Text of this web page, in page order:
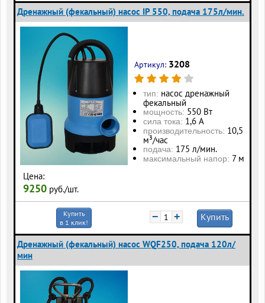
Дренажный (фекальный) насос IP 550, подача 175л/мин.
Цена:
9250 руб./шт.
Артикул: 3208
тип: насос дренажный
фекальный
мощность: 550 Вт
сила тока: 1,6 А
производительность: 10,5
м³/час
подача: 175 л/мин.
максимальный напор: 7 м
Купить
в 1 клик!
− + Купить
Дренажный (фекальный) насос WQF250, подача 120л/
мин